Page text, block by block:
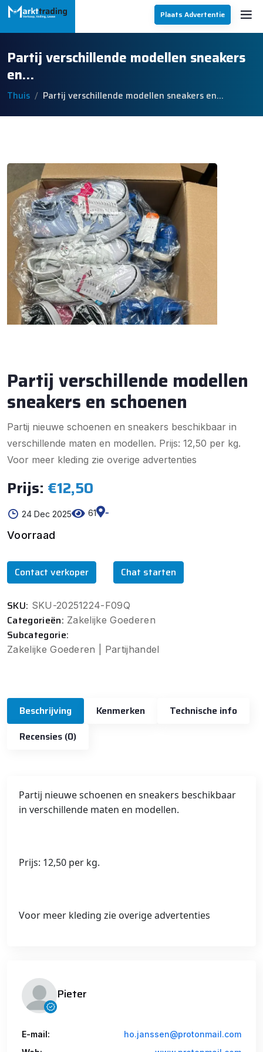
Plaats Advertentie
Partij verschillende modellen sneakers
en…
Thuis Partij verschillende modellen sneakers en…
Partij verschillende modellen
sneakers en schoenen
Partij nieuwe schoenen en sneakers beschikbaar in
verschillende maten en modellen. Prijs: 12,50 per kg.
Voor meer kleding zie overige advertenties
Prijs: €12,50
24 Dec 2025 61
-
Voorraad
Contact verkoper Chat starten
SKU: SKU-20251224-F09Q
Categorieën: Zakelijke Goederen
Subcategorie:
Zakelijke Goederen | Partijhandel
Beschrijving Kenmerken
Technische info
Recensies (0)
Partij nieuwe schoenen en sneakers beschikbaar
in verschillende maten en modellen.
Prijs: 12,50 per kg.
Voor meer kleding zie overige advertenties
Pieter
E-mail:
ho.janssen@protonmail.com